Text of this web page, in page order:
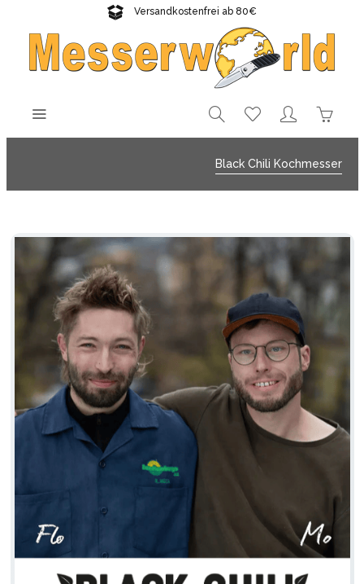
Versandkostenfrei ab 80€
Gratisversand sichern!
Black Chili Kochmesser